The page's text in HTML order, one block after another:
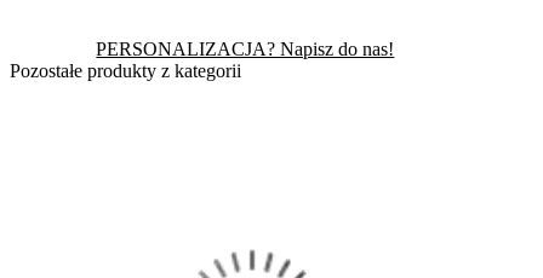
PERSONALIZACJA? Napisz do nas!
Pozostałe produkty z kategorii